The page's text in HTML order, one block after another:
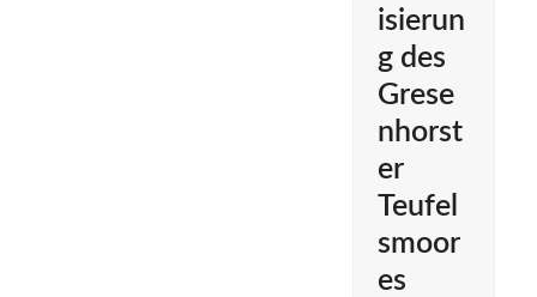
isierun
g des
Grese
nhorst
er
Teufel
smoor
es